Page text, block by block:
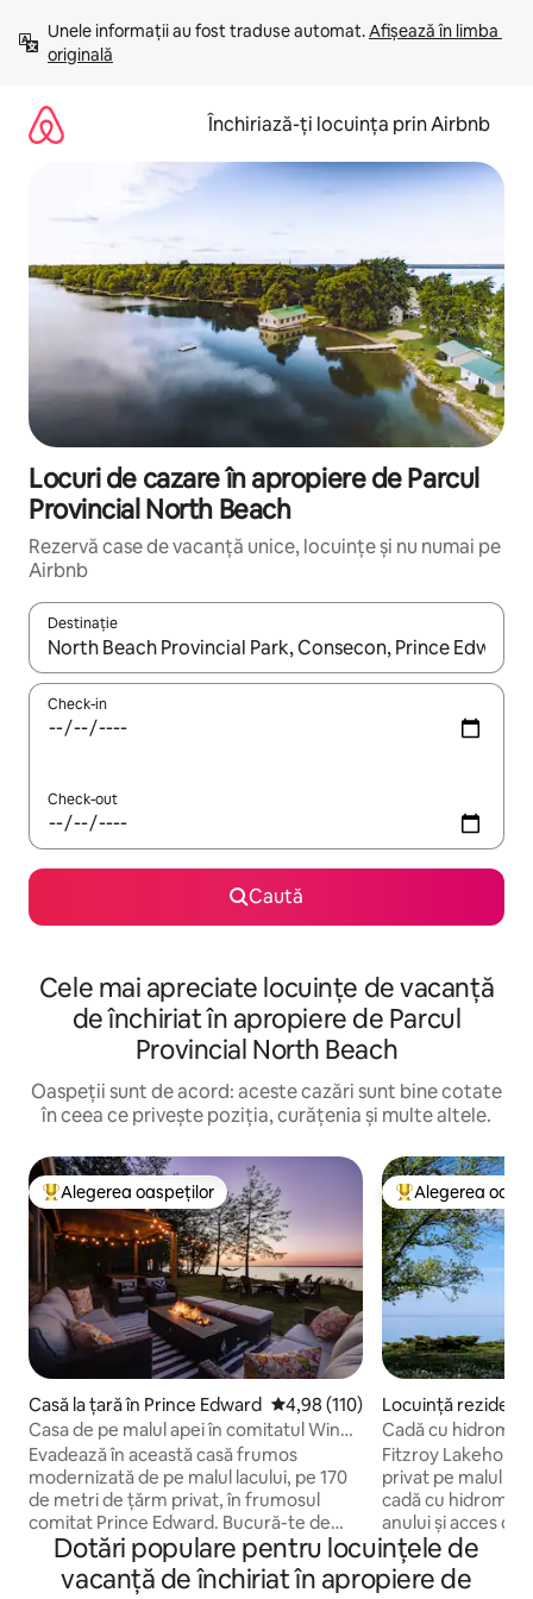
mergi
conținut
Unele informații au fost traduse automat. Afișează în limba
originală
Închiriază-ți locuința prin Airbnb
Locuri de cazare în apropiere de Parcul
Provincial North Beach
Rezervă case de vacanță unice, locuințe și nu numai pe
Airbnb
Destinație
Când se încarcă rezultatele, navighează folosind tastele
Check-in
Check-out
Caută
Cele mai apreciate locuințe de vacanță
de închiriat în apropiere de Parcul
Provincial North Beach
Oaspeții sunt de acord: aceste cazări sunt bine cotate
în ceea ce privește poziția, curățenia și multe altele.
Locuință din topul categoriei Alegerea oaspeților
Alegerea oaspeților
Casă la țară în Prince Edward Scor mediu de 4,98 din 5, 110
4,98 (110)
Casa de pe malul apei în comitatul Wine
cu SAUNĂ și CADĂ CU HIDROMASAJ
Evadează în această casă frumos
modernizată de pe malul lacului, pe 170
de metri de țărm privat, în frumosul
comitat Prince Edward. Bucură-te de
noua noastră saună panoramică, de cada
cu hidromasaj și de dușul în aer liber.
Această escapadă relaxantă este situată
Locuință din
Alegerea
Locuință
ce Edward
Cadă cu
pe malul apei
Fitzroy
privat pe malul
cadă cu
anului și acces
vedere la lac din
și din dormitorul
privată de 60 de
Dotări populare pentru locuințele de
vacanță de închiriat în apropiere de